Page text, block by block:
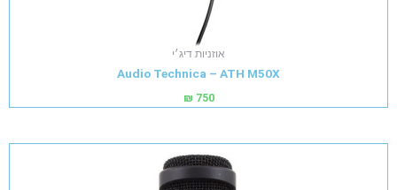
אוזניות דיג׳י
Audio Technica – ATH M50X
₪ 750